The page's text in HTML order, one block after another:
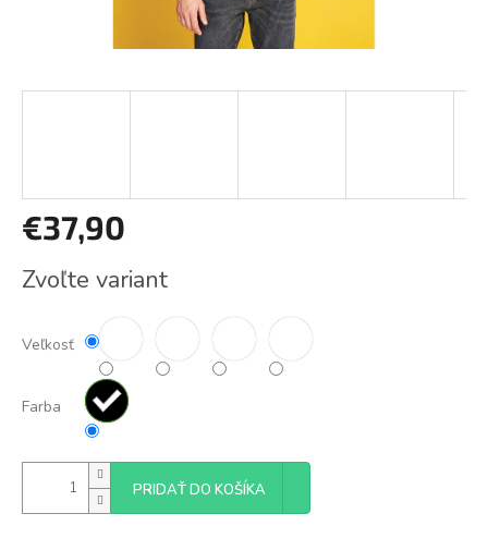
€37,90
cena:
Zvoľte variant
Veľkosť
Farba
PRIDAŤ DO KOŠÍKA